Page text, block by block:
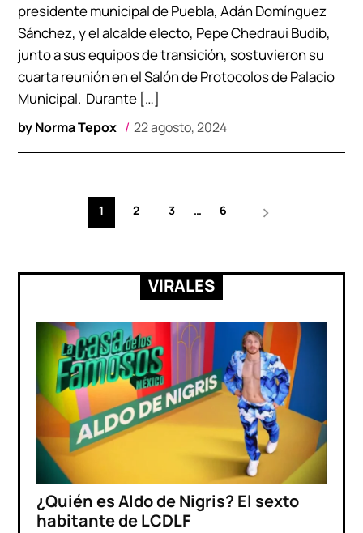
byNorma Tepox 22 agosto, 2024
presidente municipal de Puebla, Adán Domínguez
Sánchez, y el alcalde electo, Pepe Chedraui Budib,
junto a sus equipos de transición, sostuvieron su
cuarta reunión en el Salón de Protocolos de Palacio
Municipal. Durante […]
Paginación
1 2 3 … 6
VIRALES
¿Quién es Aldo de Nigris? El sexto
habitante de LCDLF